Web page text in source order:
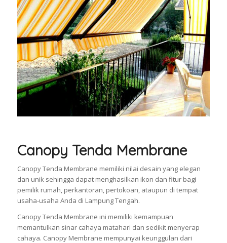
Canopy Tenda Membrane
Canopy Tenda Membrane memiliki nilai desain yang elegan
dan unik sehingga dapat menghasilkan ikon dan fitur bagi
pemilik rumah, perkantoran, pertokoan, ataupun di tempat
usaha-usaha Anda di Lampung Tengah.
Canopy Tenda Membrane ini memiliki kemampuan
memantulkan sinar cahaya matahari dan sedikit menyerap
cahaya. Canopy Membrane mempunyai keunggulan dari